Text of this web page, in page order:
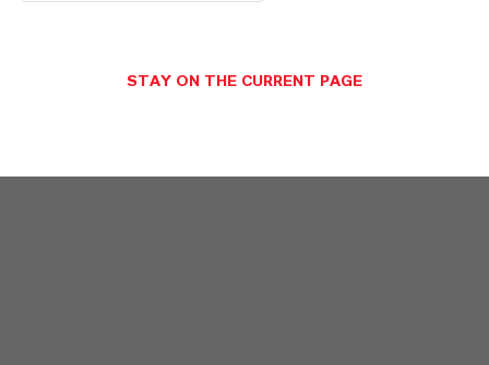
STAY ON THE CURRENT PAGE